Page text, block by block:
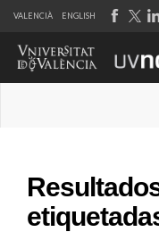
VALENCIÀ ENGLISH